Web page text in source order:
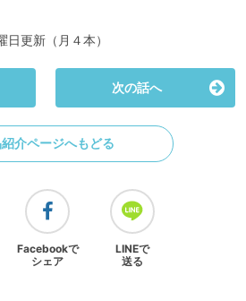
日更新（月４本）
次の話へ
介ページへもどる
Facebookで
シェア
LINEで
送る